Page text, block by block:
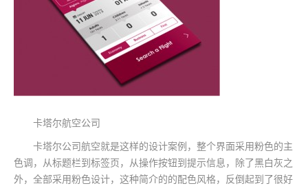
卡塔尔航空公司
卡塔尔公司航空就是这样的设计案例，整个界面采用粉色的主
色调，从标题栏到标签页，从操作按钮到提示信息，除了黑白灰之
外，全部采用粉色设计，这种简介的的配色风格，反倒起到了很好